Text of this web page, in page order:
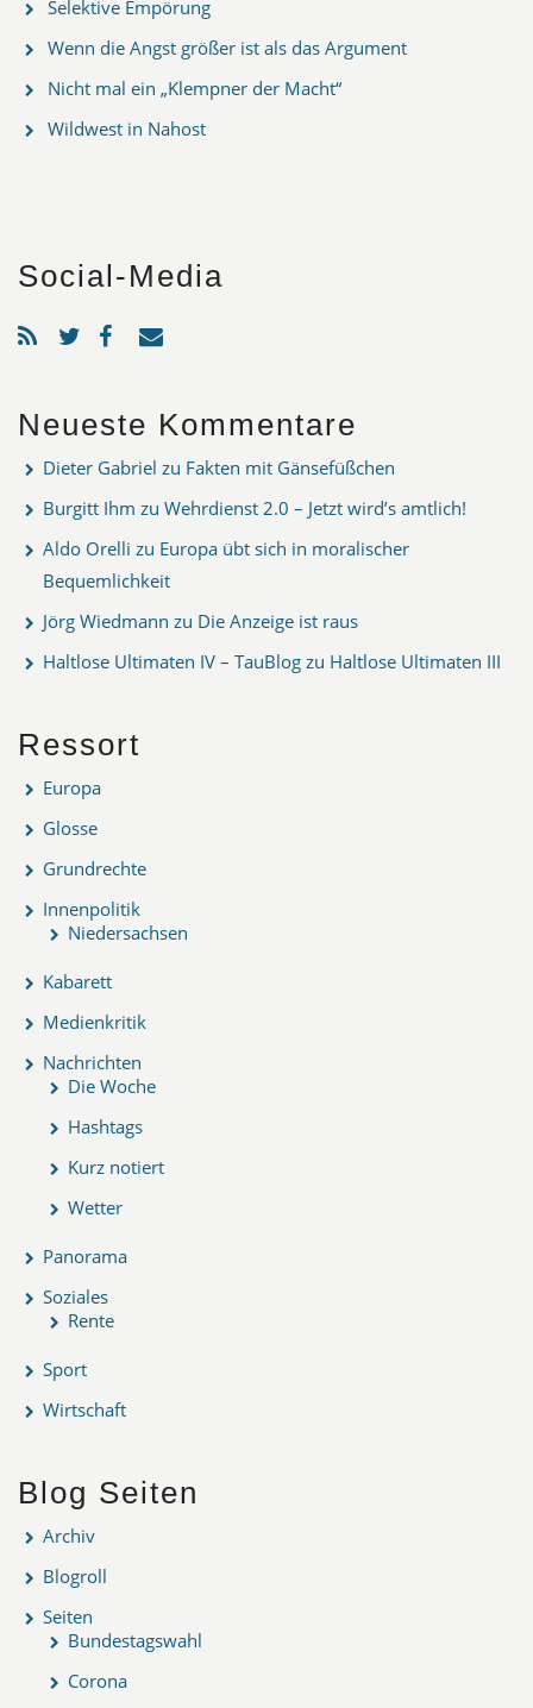
Selektive Empörung
Wenn die Angst größer ist als das Argument
Nicht mal ein „Klempner der Macht“
Wildwest in Nahost
Social-Media
Neueste Kommentare
Dieter Gabriel zu Fakten mit Gänsefüßchen
Burgitt Ihm zu Wehrdienst 2.0 – Jetzt wird’s amtlich!
Aldo Orelli zu Europa übt sich in moralischer
Bequemlichkeit
Jörg Wiedmann zu Die Anzeige ist raus
Haltlose Ultimaten IV – TauBlog zu Haltlose Ultimaten III
Ressort
Europa
Glosse
Grundrechte
Innenpolitik
Niedersachsen
Kabarett
Medienkritik
Nachrichten
Die Woche
Hashtags
Kurz notiert
Wetter
Panorama
Soziales
Rente
Sport
Wirtschaft
Blog Seiten
Archiv
Blogroll
Seiten
Bundestagswahl
Corona